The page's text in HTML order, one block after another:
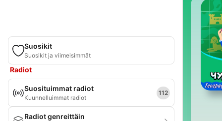
Suosikit
Suosikit ja viimeisimmät
Radiot
Suosituimmat radiot
Kuunnelluimmat radiot
112
Radiot genreittäin